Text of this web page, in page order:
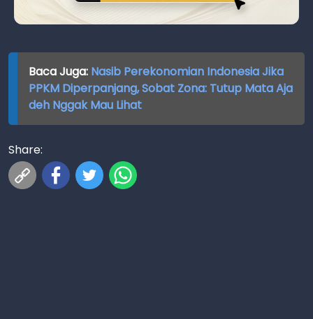
Baca Juga: Nasib Perekonomian Indonesia Jika
PPKM Diperpanjang, Sobat Zona: Tutup Mata Aja
deh Nggak Mau Lihat
Share: